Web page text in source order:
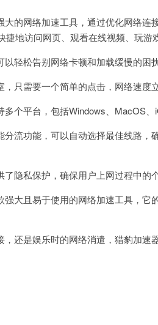
的网络加速工具，通过优化网络连
地访问网页、观看在线视频、玩游
松告别网络卡顿和加载缓慢的困扰
只需要一个简单的点击，网络速度立
平台，包括Windows、MacOS、
流功能，可以自动选择最佳线路，
隐私保护，确保用户上网过程中的个
大且易于使用的网络加速工具，它
还是娱乐时的网络消遣，猎豹加速